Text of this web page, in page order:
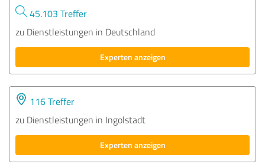
45.103 Treffer
zu Dienstleistungen in Deutschland
Experten anzeigen
116 Treffer
zu Dienstleistungen in Ingolstadt
Experten anzeigen